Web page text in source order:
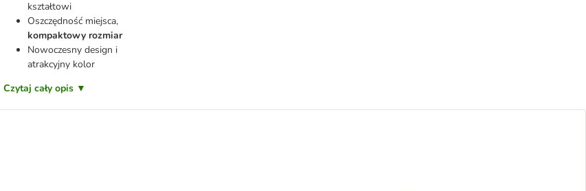
kształtowi
Oszczędność miejsca,
kompaktowy rozmiar
Nowoczesny design i
atrakcyjny kolor
Czytaj cały opis ▼